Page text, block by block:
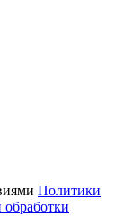
Политики